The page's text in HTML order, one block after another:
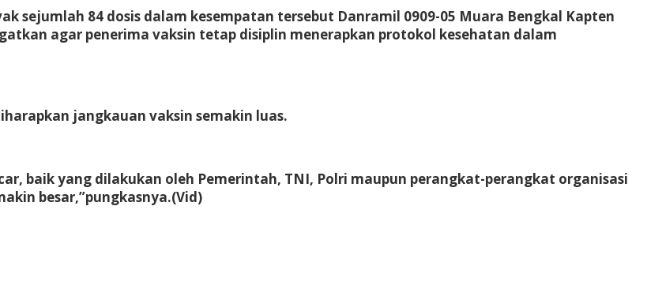
sejumlah 84 dosis dalam kesempatan tersebut Danramil 0909-05 Muara Bengkal Kapten
agar penerima vaksin tetap disiplin menerapkan protokol kesehatan dalam
jangkauan vaksin semakin luas.
baik yang dilakukan oleh Pemerintah, TNI, Polri maupun perangkat-perangkat organisasi
besar,”pungkasnya.(Vid)